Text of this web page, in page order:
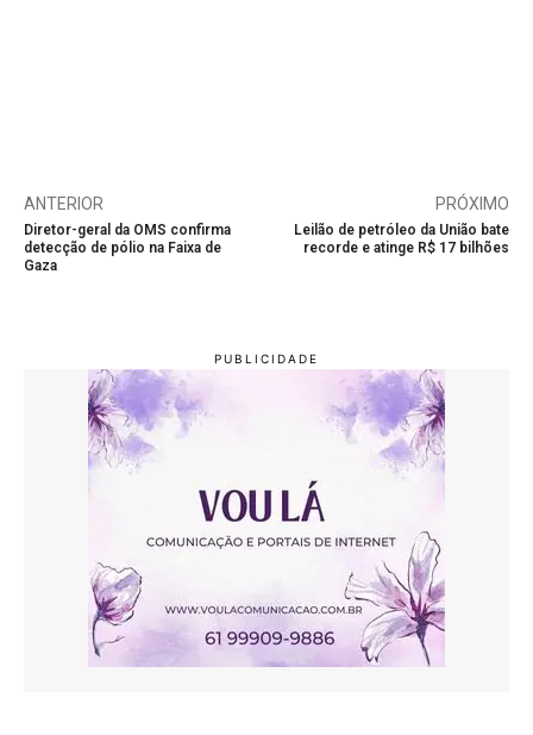
ANTERIOR
Diretor-geral da OMS confirma
detecção de pólio na Faixa de
Gaza
PRÓXIMO
Leilão de petróleo da União bate
recorde e atinge R$ 17 bilhões